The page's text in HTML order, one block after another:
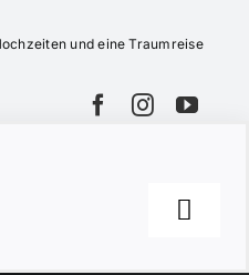
und eine Traumreise